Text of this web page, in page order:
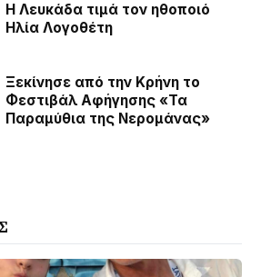
Η Λευκάδα τιμά τον ηθοποιό
Ηλία Λογοθέτη
Ξεκίνησε από την Κρήνη το
Φεστιβάλ Αφήγησης «Τα
Παραμύθια της Νερομάνας»